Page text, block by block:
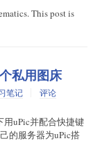
This post is
私用图床
笔记
评论
用uPic并配合快捷键
的服务器为uPic搭